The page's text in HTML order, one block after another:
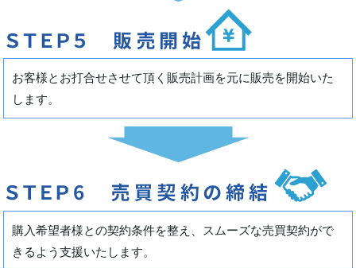
お客様とお打合せさせて頂く販売計画を元に販売を開始いた
します。
購入希望者様との契約条件を整え、スムーズな売買契約がで
きるよう支援いたします。